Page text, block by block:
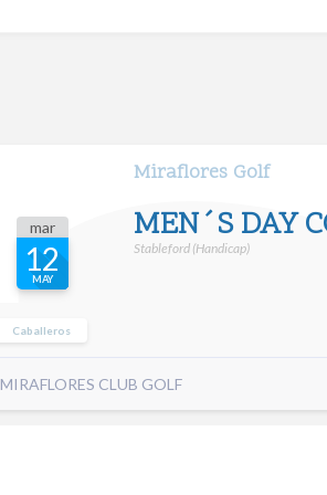
Miraflores Golf
mar
12
MAY
MEN´S DAY
Stableford (Handicap)
Caballeros
MIRAFLORES CLUB GOLF